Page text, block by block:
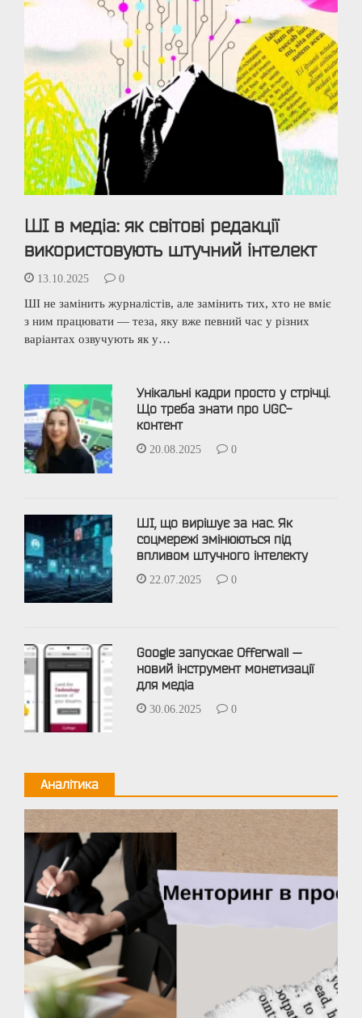
ШІ в медіа: як світові редакції
використовують штучний інтелект
13.10.2025 0
ШІ не замінить журналістів, але замінить тих, хто не вміє
з ним працювати — теза, яку вже певний час у різних
варіантах озвучують як у…
Унікальні кадри просто у стрічці.
Що треба знати про UGC-
контент
20.08.2025 0
ШІ, що вирішує за нас. Як
соцмережі змінюються під
впливом штучного інтелекту
22.07.2025 0
Google запускає Offerwall —
новий інструмент монетизації
для медіа
30.06.2025 0
Аналітика